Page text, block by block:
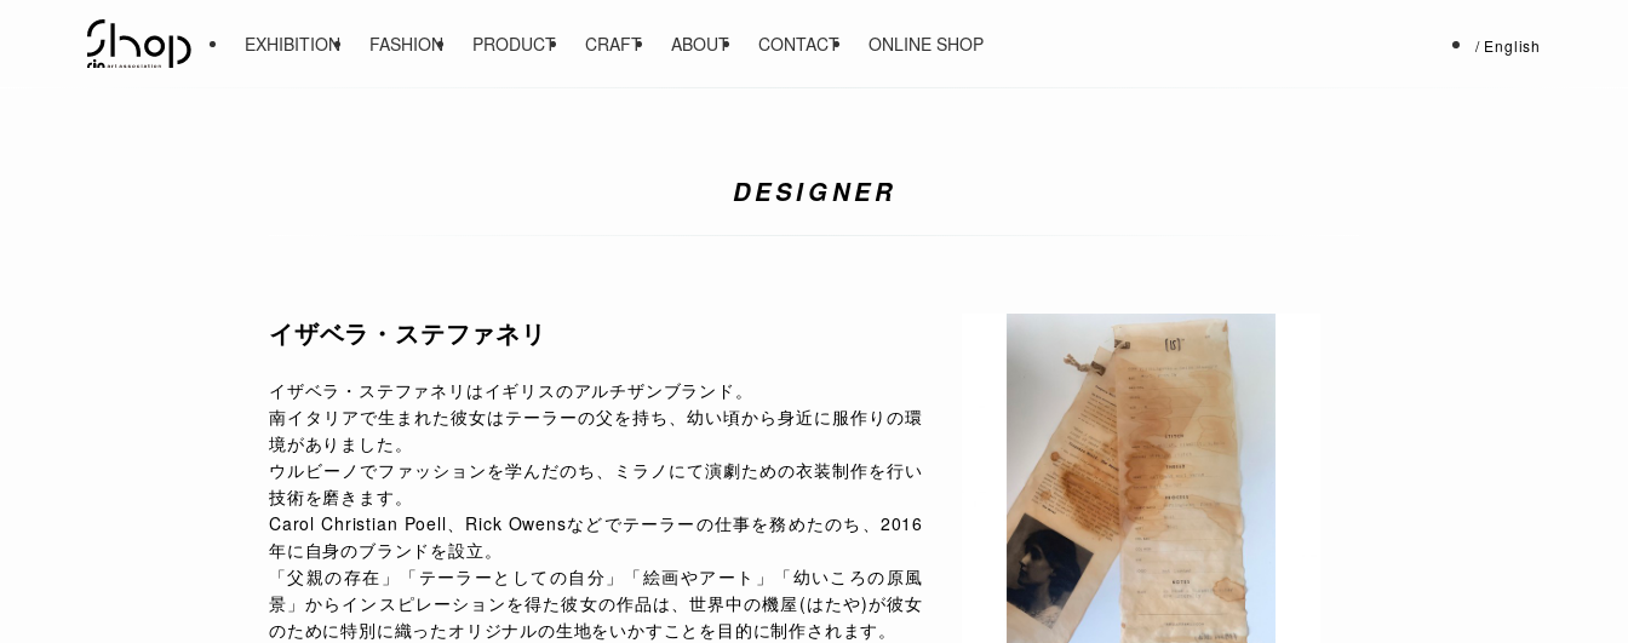
EXHIBITION FASHION PRODUCT CRAFT ABOUT CONTACT ONLINE SHOP / English
DESIGNER
イザベラ・ステファネリ
イザベラ・ステファネリはイギリスのアルチザンブランド。
南イタリアで生まれた彼女はテーラーの父を持ち、幼い頃から身近に服作りの環
境がありました。
ウルビーノでファッションを学んだのち、ミラノにて演劇ための衣装制作を行い
技術を磨きます。
Carol Christian Poell、Rick Owensなどでテーラーの仕事を務めたのち、2016
年に自身のブランドを設立。
「父親の存在」「テーラーとしての自分」「絵画やアート」「幼いころの原風
景」からインスピレーションを得た彼女の作品は、世界中の機屋(はたや)が彼女
のために特別に織ったオリジナルの生地をいかすことを目的に制作されます。